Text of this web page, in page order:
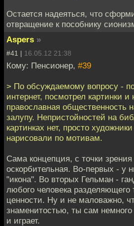
Остается надеяться, что
отвращение к пособнику
Aspers »
#41 | 16.05.12 21:38
Кому: Пенсионер, #39
> По обсуждаемому вопросу -
интернет, посмотрел картинки и
православная общественность
залупу. Непристойностей на
картинках нет, просто
нарисовали по мотивам.
Сама концепция, с точки
оскорбительная. Во-первых - у
"икона". Во вторых Гельман -
любого человека
ценности. Ну и не маловажно,
знаменитостью, ты сам
и играет.